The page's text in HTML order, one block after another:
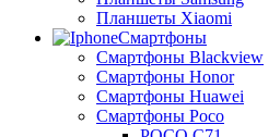
Планшеты Xiaomi
Смартфоны
Смартфоны Blackview
Смартфоны Honor
Смартфоны Huawei
Смартфоны Poco